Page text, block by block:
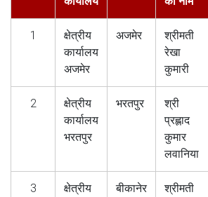
1
क्षेत्रीय
कार्यालय
अजमेर
अजमेर
श्रीमती
रेखा
कुमारी
2
क्षेत्रीय
कार्यालय
भरतपुर
भरतपुर
श्री
प्रह्लाद
कुमार
लवानिया
3
क्षेत्रीय
बीकानेर
श्रीमती